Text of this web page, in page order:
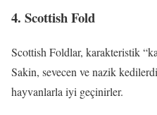
4. Scottish Fold
Scottish Foldlar, karakteristik
Sakin, sevecen ve nazik
hayvanlarla iyi geçinirler.